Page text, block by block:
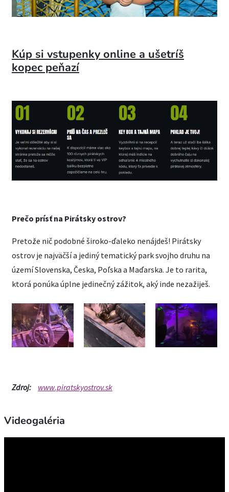
Kúp si vstupenky online a ušetríš
kopec peňazí
Prečo prísť na Pirátsky ostrov?
Pretože nič podobné široko-ďaleko nenájdeš! Pirátsky
ostrov je najväčší a jediný tematický park svojho druhu na
území Slovenska, Česka, Poľska a Maďarska. Je to rarita,
ktorá ponúka úplne jedinečný zážitok, aký inde nezažiješ.
Zdroj: www.piratskyostrov.sk
Videogaléria